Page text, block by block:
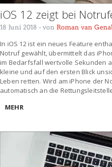
iOS 12 zeigt bei
18 Juni 2018 - von Roman van
In iOS 12 ist ein neues Feature
Notruf gewählt, übermittelt das
im Bedarfsfall wertvolle Sekunden
kleine und auf den ersten Blick
Leben retten. Wird am iPhone der
automatisch an die
MEHR